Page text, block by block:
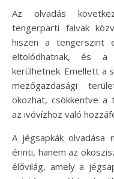
Az olvadás
tengerparti falvak
hiszen a tengerszint
eltolódhatnak, és
kerülhetnek. Emellett a
mezőgazdasági
okozhat, csökkentve a
az ivóvízhoz való
A jégsapkák olvadása
érinti, hanem az
élővilág, amely a